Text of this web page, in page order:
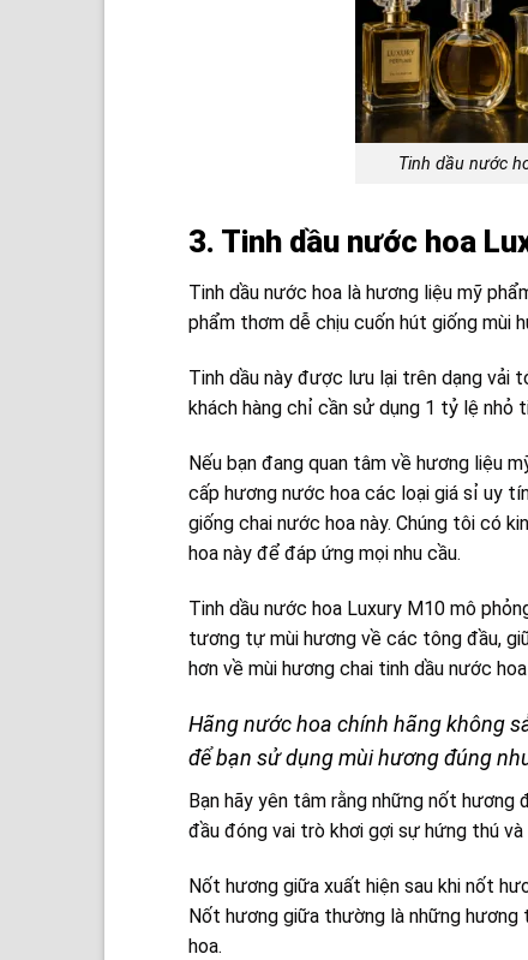
Tinh dầu nước
3. Tinh dầu nước hoa
Tinh dầu nước hoa là hương liệu mỹ
phẩm thơm dễ chịu cuốn hút giống mùi
Tinh dầu này được lưu lại trên dạng vải
khách hàng chỉ cần sử dụng 1 tỷ lệ nhỏ
Nếu bạn đang quan tâm về hương liệu
cấp hương nước hoa các loại giá sỉ uy
giống chai nước hoa này. Chúng tôi có
hoa này để đáp ứng mọi nhu cầu.
Tinh dầu nước hoa Luxury M10 mô
tương tự mùi hương về các tông đầu,
hơn về mùi hương chai tinh dầu nước hoa
Hãng nước hoa chính hãng không
để bạn sử dụng mùi hương đúng
Bạn hãy yên tâm rằng những nốt
đầu đóng vai trò khơi gợi sự hứng thú
Nốt hương giữa xuất hiện sau khi nốt
Nốt hương giữa thường là những hương
hoa.